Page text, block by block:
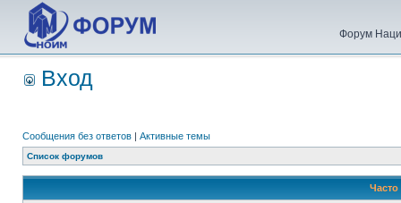
Форум
Вход
Сообщения без ответов | Активные темы
Список форумов